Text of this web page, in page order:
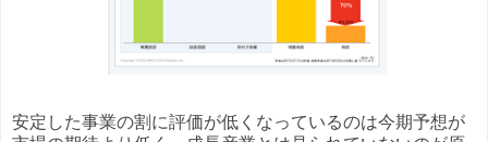
安定した事業の割に評価が低くなっているのは今期予想が